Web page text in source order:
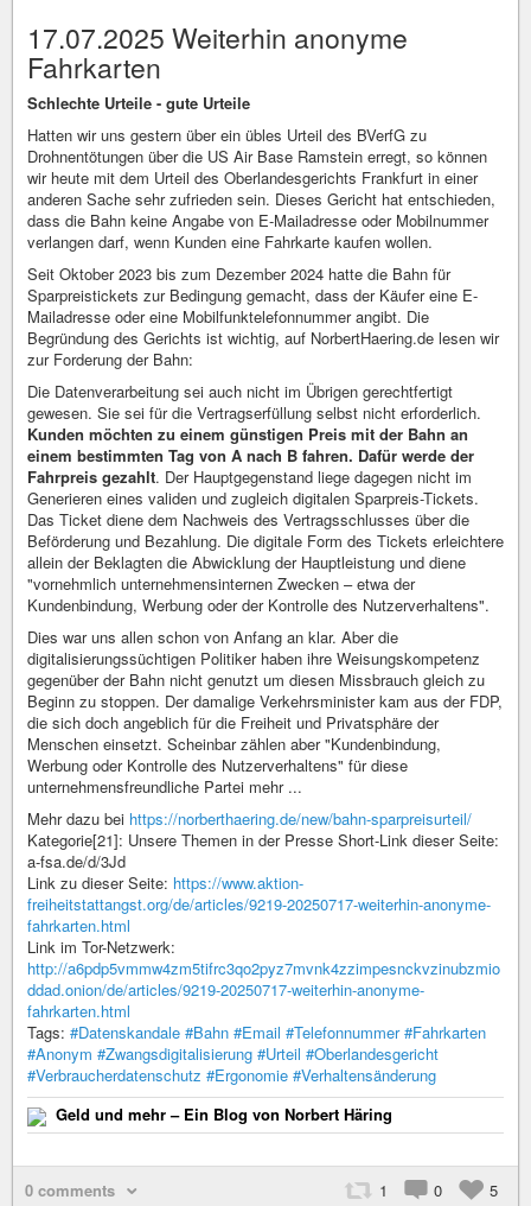
17.07.2025 Weiterhin anonyme
Fahrkarten
Schlechte Urteile - gute Urteile
Hatten wir uns gestern über ein übles Urteil des BVerfG zu
Drohnentötungen über die US Air Base Ramstein erregt, so können
wir heute mit dem Urteil des Oberlandesgerichts Frankfurt in einer
anderen Sache sehr zufrieden sein. Dieses Gericht hat entschieden,
dass die Bahn keine Angabe von E-Mailadresse oder Mobilnummer
verlangen darf, wenn Kunden eine Fahrkarte kaufen wollen.
Seit Oktober 2023 bis zum Dezember 2024 hatte die Bahn für
Sparpreistickets zur Bedingung gemacht, dass der Käufer eine E-
Mailadresse oder eine Mobilfunktelefonnummer angibt. Die
Begründung des Gerichts ist wichtig, auf NorbertHaering.de lesen wir
zur Forderung der Bahn:
Die Datenverarbeitung sei auch nicht im Übrigen gerechtfertigt
gewesen. Sie sei für die Vertragserfüllung selbst nicht erforderlich.
Kunden möchten zu einem günstigen Preis mit der Bahn an
einem bestimmten Tag von A nach B fahren. Dafür werde der
Fahrpreis gezahlt. Der Hauptgegenstand liege dagegen nicht im
Generieren eines validen und zugleich digitalen Sparpreis-Tickets.
Das Ticket diene dem Nachweis des Vertragsschlusses über die
Beförderung und Bezahlung. Die digitale Form des Tickets erleichtere
allein der Beklagten die Abwicklung der Hauptleistung und diene
"vornehmlich unternehmensinternen Zwecken – etwa der
Kundenbindung, Werbung oder der Kontrolle des Nutzerverhaltens".
Dies war uns allen schon von Anfang an klar. Aber die
digitalisierungssüchtigen Politiker haben ihre Weisungskompetenz
gegenüber der Bahn nicht genutzt um diesen Missbrauch gleich zu
Beginn zu stoppen. Der damalige Verkehrsminister kam aus der FDP,
die sich doch angeblich für die Freiheit und Privatsphäre der
Menschen einsetzt. Scheinbar zählen aber "Kundenbindung,
Werbung oder Kontrolle des Nutzerverhaltens" für diese
unternehmensfreundliche Partei mehr ...
Mehr dazu bei https://norberthaering.de/new/bahn-sparpreisurteil/
Kategorie[21]: Unsere Themen in der Presse Short-Link dieser Seite:
a-fsa.de/d/3Jd
Link zu dieser Seite: https://www.aktion-
freiheitstattangst.org/de/articles/9219-20250717-weiterhin-anonyme-
fahrkarten.html
Link im Tor-Netzwerk:
http://a6pdp5vmmw4zm5tifrc3qo2pyz7mvnk4zzimpesnckvzinubzmio
ddad.onion/de/articles/9219-20250717-weiterhin-anonyme-
fahrkarten.html
Tags: #Datenskandale #Bahn #Email #Telefonnummer #Fahrkarten
#Anonym #Zwangsdigitalisierung #Urteil #Oberlandesgericht
#Verbraucherdatenschutz #Ergonomie #Verhaltensänderung
Geld und mehr – Ein Blog von Norbert Häring
0 comments 1 0 5